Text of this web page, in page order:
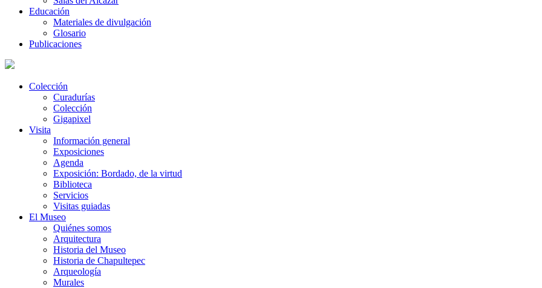
Educación
Materiales de divulgación
Glosario
Publicaciones
Colección
Curadurías
Colección
Gigapixel
Visita
Información general
Exposiciones
Agenda
Exposición: Bordado, de la virtud
Biblioteca
Servicios
Visitas guiadas
El Museo
Quiénes somos
Arquitectura
Historia del Museo
Historia de Chapultepec
Arqueología
Murales